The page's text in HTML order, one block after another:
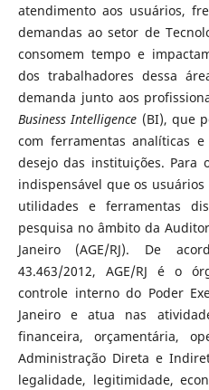
atendimento aos usuários,
demandas ao setor de
consomem tempo e
dos trabalhadores dessa
demanda junto aos
Business Intelligence (BI), que
com ferramentas analíticas
desejo das instituições.
indispensável que os
utilidades e ferramentas
pesquisa no âmbito da
Janeiro (AGE/RJ). De
43.463/2012, AGE/RJ é o
controle interno do Poder
Janeiro e atua nas
financeira, orçamentária,
Administração Direta e
legalidade, legitimidade,